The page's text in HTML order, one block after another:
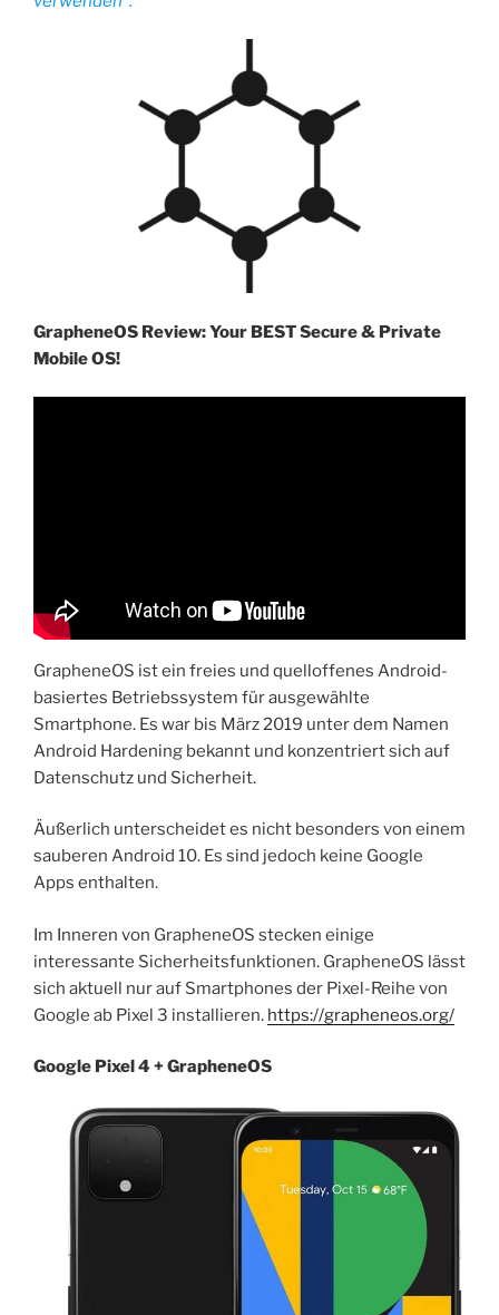
GrapheneOS Review: Your BEST Secure & Private
Mobile OS!
GrapheneOS ist ein freies und quelloffenes Android-
basiertes Betriebssystem für ausgewählte
Smartphone. Es war bis März 2019 unter dem Namen
Android Hardening bekannt und konzentriert sich auf
Datenschutz und Sicherheit.
Äußerlich unterscheidet es nicht besonders von einem
sauberen Android 10. Es sind jedoch keine Google
Apps enthalten.
Im Inneren von GrapheneOS stecken einige
interessante Sicherheitsfunktionen. GrapheneOS lässt
sich aktuell nur auf Smartphones der Pixel-Reihe von
Google ab Pixel 3 installieren. https://grapheneos.org/
Google Pixel 4 + GrapheneOS